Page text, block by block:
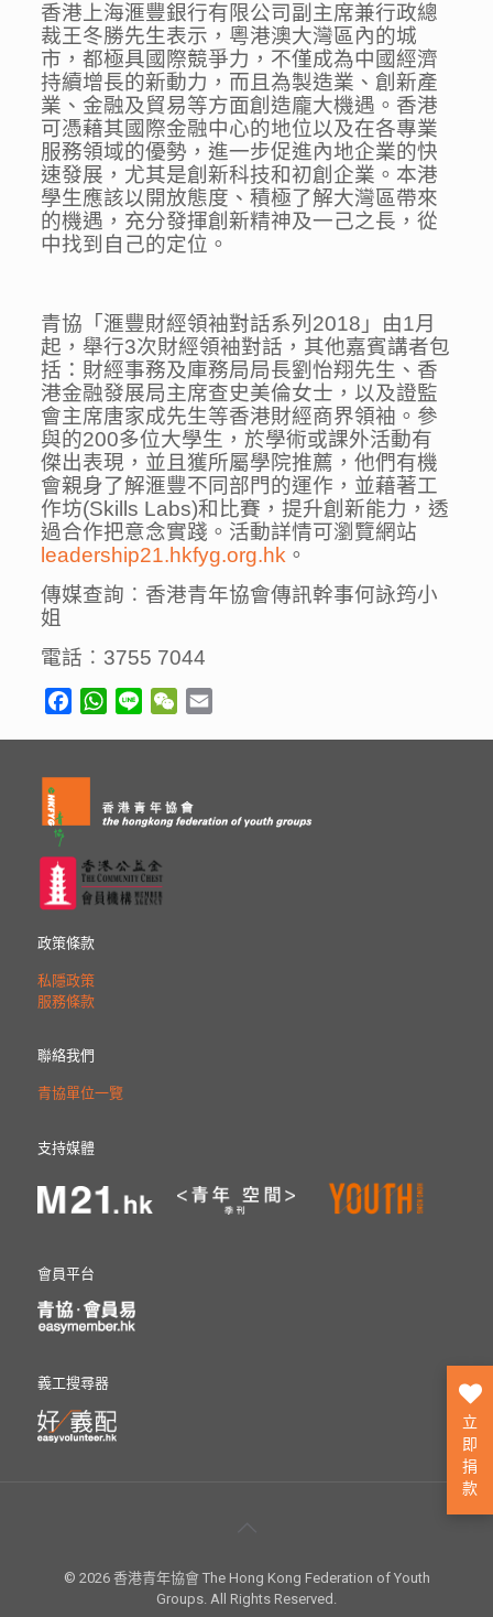
香港上海滙豐銀行有限公司副主席兼行政總
裁王冬勝先生表示，粵港澳大灣區內的城
市，都極具國際競爭力，不僅成為中國經濟
持續增長的新動力，而且為製造業、創新產
業、金融及貿易等方面創造龐大機遇。香港
可憑藉其國際金融中心的地位以及在各專業
服務領域的優勢，進一步促進內地企業的快
速發展，尤其是創新科技和初創企業。本港
學生應該以開放態度、積極了解大灣區帶來
的機遇，充分發揮創新精神及一己之長，從
中找到自己的定位。
青協「滙豐財經領袖對話系列2018」由1月
起，舉行3次財經領袖對話，其他嘉賓講者包
括：財經事務及庫務局局長劉怡翔先生、香
港金融發展局主席查史美倫女士，以及證監
會主席唐家成先生等香港財經商界領袖。參
與的200多位大學生，於學術或課外活動有
傑出表現，並且獲所屬學院推薦，他們有機
會親身了解滙豐不同部門的運作，並藉著工
作坊(Skills Labs)和比賽，提升創新能力，透
過合作把意念實踐。活動詳情可瀏覽網站
leadership21.hkfyg.org.hk 。
傳媒查詢︰香港青年協會傳訊幹事何詠筠小
姐
電話︰ 3755 7044
FacebookWhatsApp
Line WeChat
政策條款
私隱政策
服務條款
聯絡我們
青協單位一覽
支持媒體
會員平台
義工搜尋器
© 2026 香港青年協會 The Hong Kong Federation of Youth
Groups. All Rights Reserved.
立
即
捐
款